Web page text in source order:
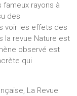
fameux rayons à
des
voir les effets des
la revue Nature est
observé est
qui
La Revue